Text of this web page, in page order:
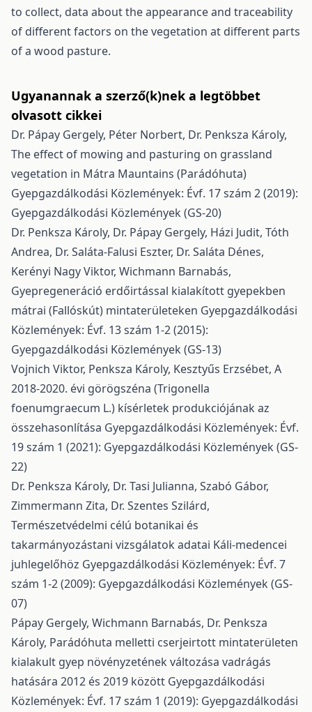
to collect, data about the appearance and traceability
of different factors on the vegetation at different parts
of a wood pasture.
Ugyanannak a szerző(k)nek a legtöbbet
olvasott cikkei
Dr. Pápay Gergely, Péter Norbert, Dr. Penksza Károly,
The effect of mowing and pasturing on grassland
vegetation in Mátra Mauntains (Parádóhuta)
Gyepgazdálkodási Közlemények: Évf. 17 szám 2 (2019):
Gyepgazdálkodási Közlemények (GS-20)
Dr. Penksza Károly, Dr. Pápay Gergely, Házi Judit, Tóth
Andrea, Dr. Saláta-Falusi Eszter, Dr. Saláta Dénes,
Kerényi Nagy Viktor, Wichmann Barnabás,
Gyepregeneráció erdőirtással kialakított gyepekben
mátrai (Fallóskút) mintaterületeken Gyepgazdálkodási
Közlemények: Évf. 13 szám 1-2 (2015):
Gyepgazdálkodási Közlemények (GS-13)
Vojnich Viktor, Penksza Károly, Kesztyűs Erzsébet, A
2018-2020. évi görögszéna (Trigonella
foenumgraecum L.) kísérletek produkciójának az
összehasonlítása Gyepgazdálkodási Közlemények: Évf.
19 szám 1 (2021): Gyepgazdálkodási Közlemények (GS-
22)
Dr. Penksza Károly, Dr. Tasi Julianna, Szabó Gábor,
Zimmermann Zita, Dr. Szentes Szilárd,
Természetvédelmi célú botanikai és
takarmányozástani vizsgálatok adatai Káli-medencei
juhlegelőhöz Gyepgazdálkodási Közlemények: Évf. 7
szám 1-2 (2009): Gyepgazdálkodási Közlemények (GS-
07)
Pápay Gergely, Wichmann Barnabás, Dr. Penksza
Károly, Parádóhuta melletti cserjeirtott mintaterületen
kialakult gyep növényzetének változása vadrágás
hatására 2012 és 2019 között Gyepgazdálkodási
Közlemények: Évf. 17 szám 1 (2019): Gyepgazdálkodási